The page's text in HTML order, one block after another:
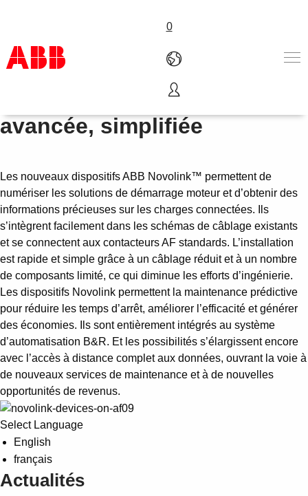
0
Produits & Services
Industries
Où acheter
Contactez-nous
Carrières
Novolink – Une numérisation
avancée, simplifiée
Les nouveaux dispositifs ABB Novolink™ permettent de
numériser les solutions de démarrage moteur et d’obtenir des
informations précieuses sur les charges connectées. Ils
s’intègrent facilement dans les schémas de câblage existants
et se connectent aux contacteurs AF standards. L’installation
est rapide et simple grâce à un câblage réduit et à un nombre
de composants limité, ce qui diminue les efforts d’ingénierie.
Les dispositifs Novolink permettent la maintenance prédictive
pour réduire les temps d’arrêt, améliorer l’efficacité et générer
des économies. Ils sont entièrement intégrés au système
d’automatisation B&R. Et les possibilités s’élargissent encore
avec l’accès à distance complet aux données, ouvrant la voie à
de nouveaux services de maintenance et à de nouvelles
opportunités de revenus.
Select Language
English
français
Actualités